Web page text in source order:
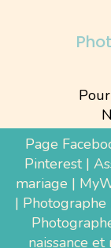
Page
Pinterest|
mariage |
|
naissance